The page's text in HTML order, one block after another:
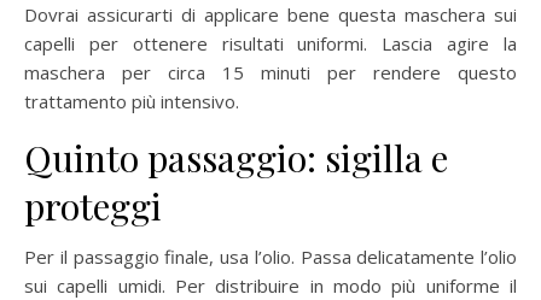
Dovrai assicurarti di applicare bene questa maschera sui
capelli per ottenere risultati uniformi. Lascia agire la
maschera per circa 15 minuti per rendere questo
trattamento più intensivo.
Quinto passaggio: sigilla e
proteggi
Per il passaggio finale, usa l’olio. Passa delicatamente l’olio
sui capelli umidi. Per distribuire in modo più uniforme il